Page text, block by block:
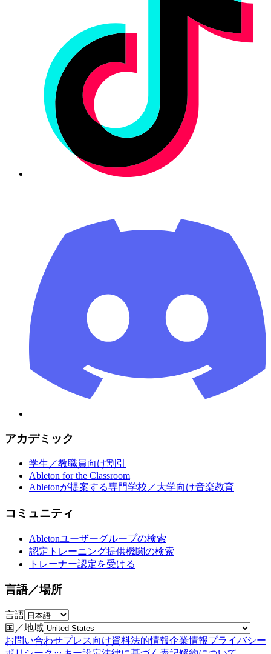
アカデミック
学生／教職員向け割引
Ableton for the Classroom
Abletonが提案する専門学校／大学向け音楽教育
コミュニティ
Abletonユーザーグループの検索
認定トレーニング提供機関の検索
トレーナー認定を受ける
言語／場所
言語
国／地域
お問い合わせプレス向け資料法的情報企業情報プライバシー